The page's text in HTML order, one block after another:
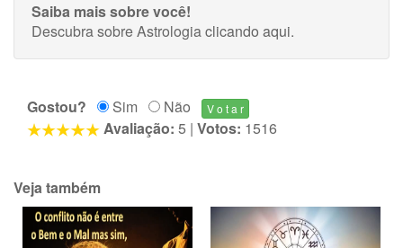
Saiba mais sobre você!
Descubra sobre Astrologiaclicando aqui.
Gostou? Sim
Não
Avaliação: 5 | Votos: 1516
Veja também